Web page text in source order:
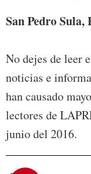
San Pedro Sula,
No dejes de leer
noticias e
han causado
lectores de
junio del 2016.